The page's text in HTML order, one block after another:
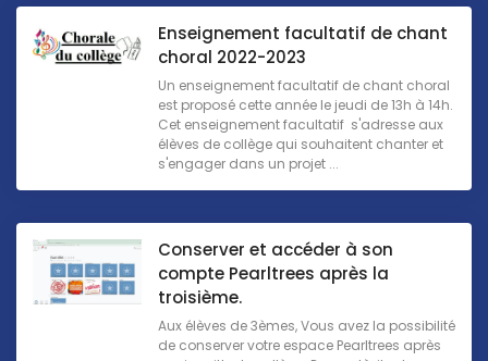
Enseignement facultatif de chant
choral 2022-2023
Un enseignement facultatif de chant choral
est proposé cette année le jeudi de 13h à 14h.
Cet enseignement facultatif s'adresse aux
élèves de collège qui souhaitent chanter et
s'engager dans un projet ...
Conserver et accéder à son
compte Pearltrees après la
troisième.
Aux élèves de 3èmes, Vous avez la possibilité
de conserver votre espace Pearltrees après